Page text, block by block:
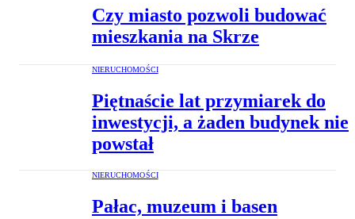
Czy miasto pozwoli budować
mieszkania na Skrze
NIERUCHOMOŚCI
Piętnaście lat przymiarek do
inwestycji, a żaden budynek nie
powstał
NIERUCHOMOŚCI
Pałac, muzeum i basen